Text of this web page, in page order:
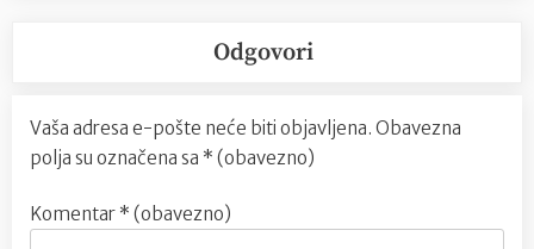
Odgovori
Vaša adresa e-pošte neće biti objavljena. Obavezna
polja su označena sa * (obavezno)
Komentar * (obavezno)